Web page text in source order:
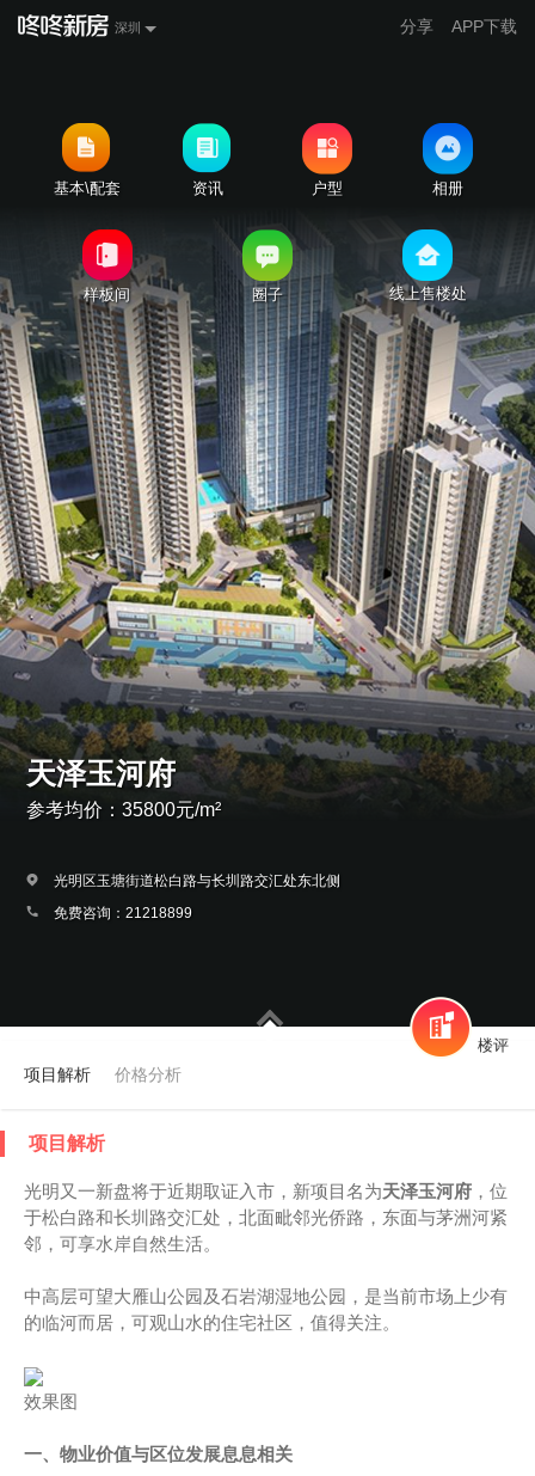
深圳 分享 APP下载
基本\配套 资讯 户型 相册
样板间 圈子 线上售楼处
天泽玉河府
参考均价：35800元/m²
光明区玉塘街道松白路与长圳路交汇处东北侧
免费咨询：21218899
楼评
项目解析 价格分析
项目解析
光明又一新盘将于近期取证入市，新项目名为天泽玉河府 ，位
于松白路和长圳路交汇处，北面毗邻光侨路，东面与茅洲河紧
邻，可享水岸自然生活。
中高层可望大雁山公园及石岩湖湿地公园，是当前市场上少有
的临河而居，可观山水的住宅社区，值得关注。
效果图
一、 物业价值与区位发展息息相关